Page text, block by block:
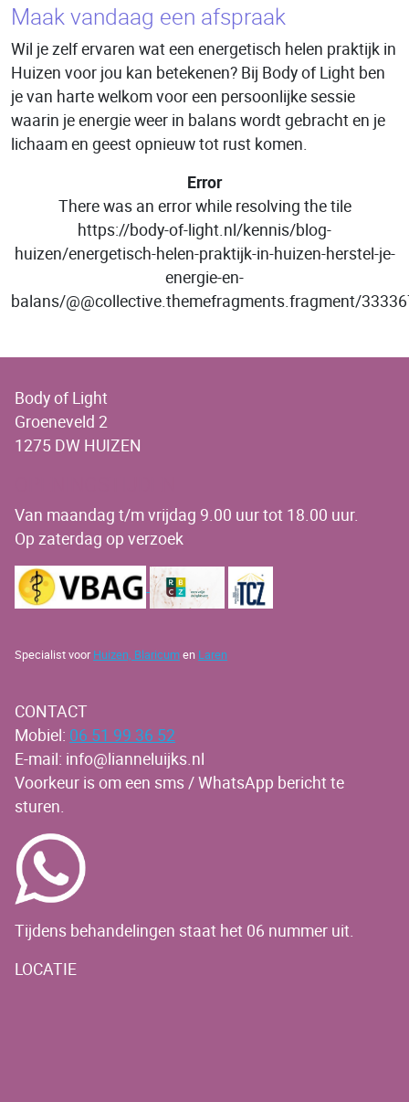
Maak vandaag een afspraak
Wil je zelf ervaren wat een energetisch helen praktijk in
Huizen voor jou kan betekenen? Bij Body of Light ben
je van harte welkom voor een persoonlijke sessie
waarin je energie weer in balans wordt gebracht en je
lichaam en geest opnieuw tot rust komen.
Error
There was an error while resolving the tile
https://body-of-light.nl/kennis/blog-
huizen/energetisch-helen-praktijk-in-huizen-herstel-je-
energie-en-
balans/@@collective.themefragments.fragment/
Body of Light
Groeneveld 2
1275 DW HUIZEN
Van maandag t/m vrijdag 9.00 uur tot 18.00 uur.
Op zaterdag op verzoek
Specialist voor Huizen, Blaricumen Laren
CONTACT
Mobiel: 06 51 99 36 52
E-mail: info@lianneluijks.nl
Voorkeur is om een sms / WhatsApp bericht te
sturen.
Tijdens behandelingen staat het 06 nummer uit.
LOCATIE